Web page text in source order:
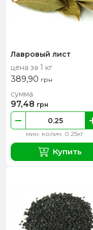
Лавровый лист
цена за 1 кг
389,90 грн
мин. колич. 0.25кг
сумма
97,48 грн
Купить